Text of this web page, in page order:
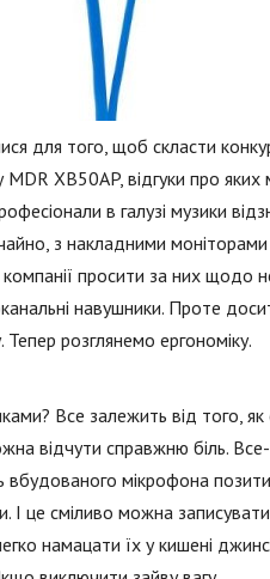
для того, щоб скласти
XB50AP, відгуки про
в галузі музики
з накладними
просити за них щодо
навушники. Проте
розглянемо ергономіку.
Все залежить від того,
відчути справжню біль.
вбудованого мікрофона
І це сміливо можна
намацати їх у кишені